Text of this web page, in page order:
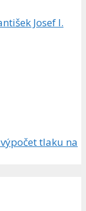
Josef I.
tlaku na